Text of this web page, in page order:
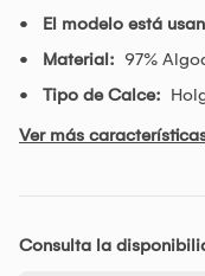
El modelo está
Material: 97%
Tipo de Calce:
Ver más
Consulta la